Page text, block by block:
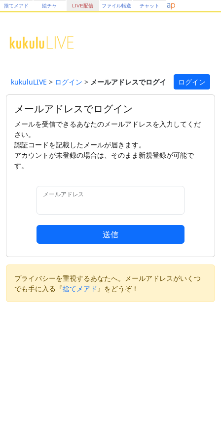
捨てメアド 絵チャ LIVE配信 ファイル転送 チャット
kukuluLIVE > ログイン > メールアドレスでログイン ログイン
メールアドレスでログイン
メールを受信できるあなたのメールアドレスを入力してくだ
さい。
認証コードを記載したメールが届きます。
アカウントが未登録の場合は、そのまま新規登録が可能で
す。
メールアドレス
送信
プライバシーを重視するあなたへ。メールアドレスがいくつ
でも手に入る『捨てメアド 』をどうぞ！